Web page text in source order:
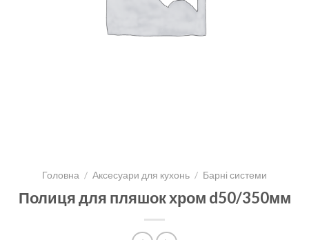
Головна / Аксесуари для кухонь / Барні системи
Полиця для пляшок хром d50/350мм